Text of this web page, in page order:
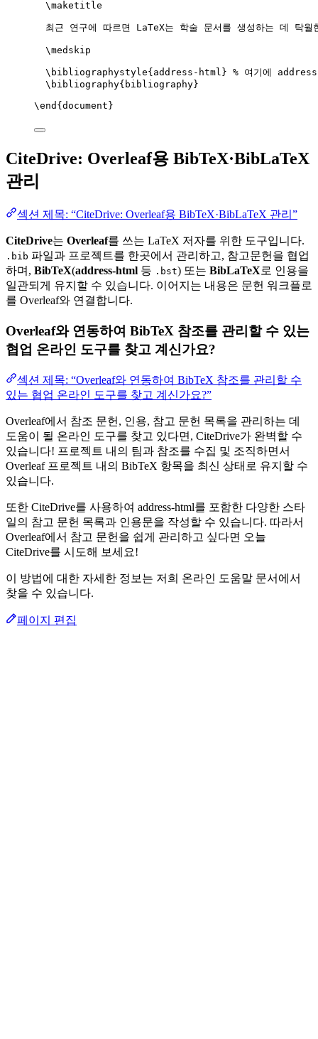
\maketitle
최근 연구에 따르면 LaTeX는 학술 문서를 생성하는 데 탁
\medskip
\bibliographystyle{address-html} % 여기에
\bibliography{bibliography}
\end { document }
CiteDrive: Overleaf용 BibTeX·BibLaTeX
관리
섹션 제목: “CiteDrive: Overleaf용 BibTeX·BibLaTeX 관리”
CiteDrive는 Overleaf를 쓰는 LaTeX 저자를 위한 도구입니다.
.bib 파일과 프로젝트를 한곳에서 관리하고, 참고문헌을 협업
하며, BibTeX(address-html 등 .bst) 또는 BibLaTeX로 인용을
일관되게 유지할 수 있습니다. 이어지는 내용은 문헌 워크플로
를 Overleaf와 연결합니다.
Overleaf와 연동하여 BibTeX 참조를 관리할 수 있는
협업 온라인 도구를 찾고 계신가요?
섹션 제목: “Overleaf와 연동하여 BibTeX 참조를 관리할 수
있는 협업 온라인 도구를 찾고 계신가요?”
Overleaf에서 참조 문헌, 인용, 참고 문헌 목록을 관리하는 데
도움이 될 온라인 도구를 찾고 있다면, CiteDrive가 완벽할 수
있습니다! 프로젝트 내의 팀과 참조를 수집 및 조직하면서
Overleaf 프로젝트 내의 BibTeX 항목을 최신 상태로 유지할 수
있습니다.
또한 CiteDrive를 사용하여 address-html를 포함한 다양한 스타
일의 참고 문헌 목록과 인용문을 작성할 수 있습니다. 따라서
Overleaf에서 참고 문헌을 쉽게 관리하고 싶다면 오늘
CiteDrive를 시도해 보세요!
이 방법에 대한 자세한 정보는 저희 온라인 도움말 문서에서
찾을 수 있습니다.
페이지 편집